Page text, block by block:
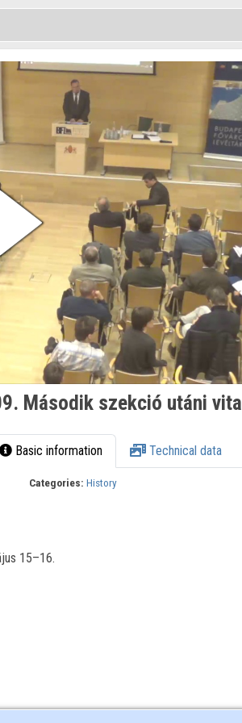
Második szekció utáni vita
Basic information Technical data
Categories: History
15–16.